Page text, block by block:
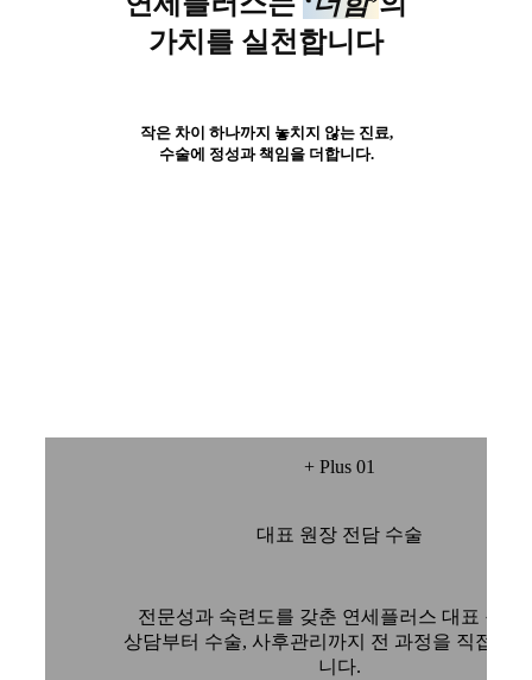
가치를 실천합니다
작은 차이 하나까지 놓치지 않는 진료,
수술에 정성과 책임을 더합니다.
+ Plus 01
대표 원장 전담 수술
전문성과 숙련도를 갖춘 연세플러스 대표 원장
상담부터 수술, 사후관리까지 전 과정을 직접 책
니다.